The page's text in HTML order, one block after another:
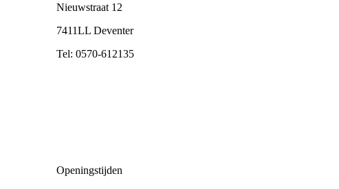
Nieuwstraat 12
7411LL Deventer
Tel: 0570-612135
Openingstijden